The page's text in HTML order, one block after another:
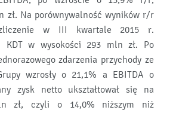
zł. Na porównywalność wyników r/r
w III kwartale 2015 r.
KDT w wysokości 293 mln zł. Po
zdarzenia przychody ze
wzrosły o 21,1% a EBITDA o
zysk netto ukształtował się na
zł, czyli o 14,0% niższym niż